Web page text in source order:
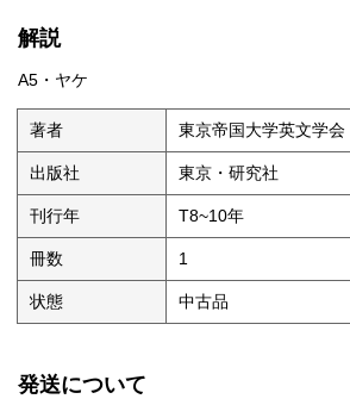
解説
A5・ヤケ
著者 東京帝国大学英文学会
出版社 東京・研究社
刊行年 T8~10年
冊数 1
状態 中古品
発送について